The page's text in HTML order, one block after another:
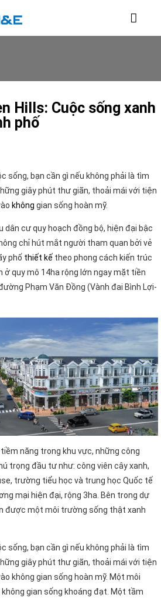
Hills: Cuộc sống xanh
phố
sống, bạn cần gì nếu không phải là tìm
giây phút thư giãn, thoải mái với tiện
không gian sống hoàn mỹ.
dân cư quy hoạch đồng bộ, hiện đại bậc
chỉ hút mắt người tham quan bởi vẻ
phố thiết kế theo phong cách kiến trúc
ở quy mô 14ha rộng lớn ngay mặt tiền
Phạm Văn Đồng (Vành đai Bình Lợi-
năng trong khu vực, những công
trọng đầu tư như: công viên cây xanh,
trường tiểu học và trung học Quốc tế
mại hiện đại, rộng 3ha. Bên trong dự
được một môi trường sống thật xanh
sống, bạn cần gì nếu không phải là tìm
giây phút thư giãn, thoải mái với tiện
không gian sống hoàn mỹ. Một môi
gian sống khoáng đạt. Một tầm